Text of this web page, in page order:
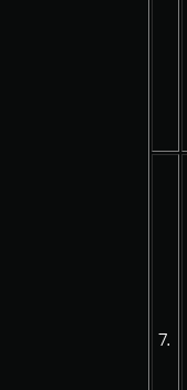
7.